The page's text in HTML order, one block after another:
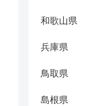
和歌山県
兵庫県
鳥取県
島根県